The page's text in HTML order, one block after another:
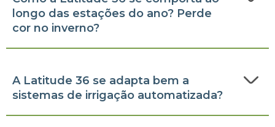
longo das estações do ano? Perde
cor no inverno?
A Latitude 36 se adapta bem a
sistemas de irrigação automatizada?